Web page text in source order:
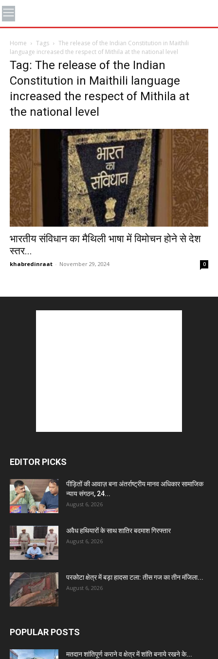
Home Tags
The release of the Indian Constitution in Maithili
language increased the respect of Mithila at the national level
Tag: The release of the Indian
Constitution in Maithili language
increased the respect of Mithila at
the national level
भारतीय संविधान का मैथिली भाषा में विमोचन होने से देश
स्तर...
khabredinraat - November 29, 2024 0
EDITOR PICKS
पीड़ितों की आवाज़ बना अंतर्राष्ट्रीय मानव अधिकार सामाजिक
न्याय संगठन, 24...
August 6, 2026
अवैध हथियारों के साथ शातिर बदमाश गिरफ्तार
August 6, 2026
परकोटा क्षेत्र में बड़ा हादसा टला: तीस गज का तीन मंजिला...
August 6, 2026
POPULAR POSTS
मतदान शांतिपूर्ण कराने व क्षेत्र में शांति बनाये रखने के...